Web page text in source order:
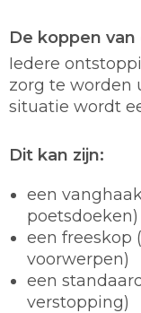
De koppen van
Iedere
zorg te worden
situatie wordt
Dit kan zijn:
een
poetsdoeken)
een freeskop
voorwerpen)
een
verstopping)